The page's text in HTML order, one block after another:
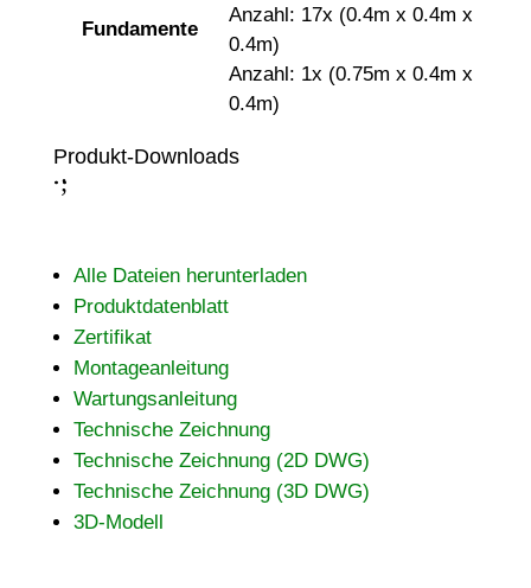
Fundamente
Anzahl: 17x (0.4m x 0.4m x
0.4m)
Anzahl: 1x (0.75m x 0.4m x
0.4m)
Produkt-Downloads
:
;
Alle Dateien herunterladen
Produktdatenblatt
Zertifikat
Montageanleitung
Wartungsanleitung
Technische Zeichnung
Technische Zeichnung (2D DWG)
Technische Zeichnung (3D DWG)
3D-Modell